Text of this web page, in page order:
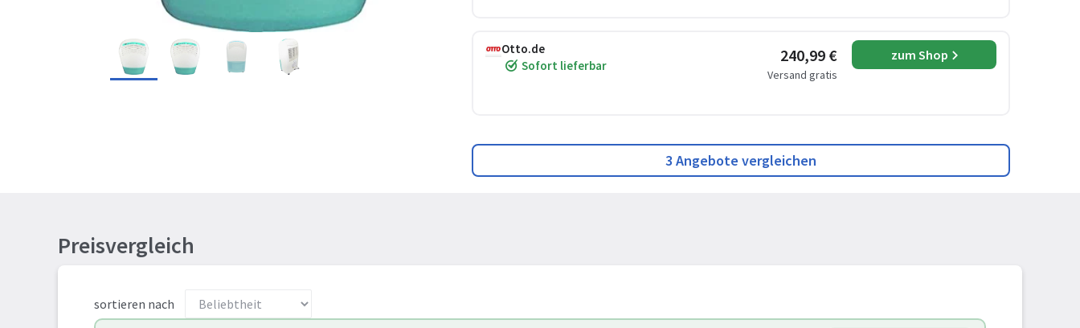
Otto.de
Sofort lieferbar
240,99 €
Versand gratis
zum Shop
3 Angebote vergleichen
Preisvergleich
sortieren nach